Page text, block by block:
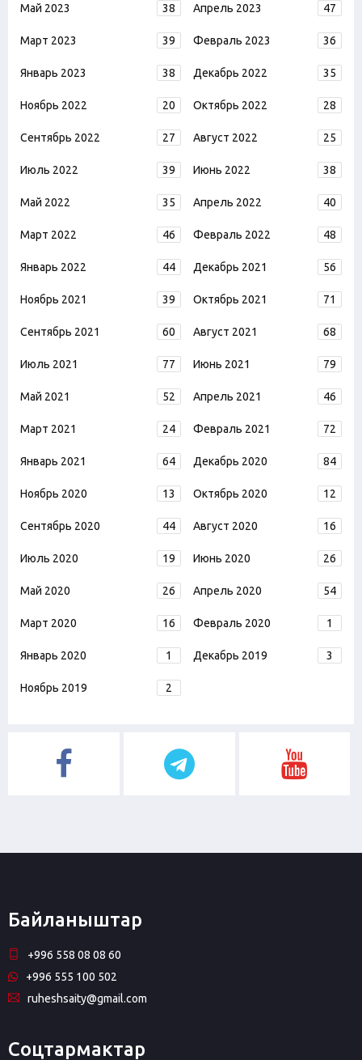
Май 2023 38 Апрель 2023 47
Март 2023 39 Февраль 2023 36
Январь 2023 38 Декабрь 2022 35
Ноябрь 2022 20 Октябрь 2022 28
Сентябрь 2022 27 Август 2022 25
Июль 2022 39 Июнь 2022 38
Май 2022 35 Апрель 2022 40
Март 2022 46 Февраль 2022 48
Январь 2022 44 Декабрь 2021 56
Ноябрь 2021 39 Октябрь 2021 71
Сентябрь 2021 60 Август 2021 68
Июль 2021 77 Июнь 2021 79
Май 2021 52 Апрель 2021 46
Март 2021 24 Февраль 2021 72
Январь 2021 64 Декабрь 2020 84
Ноябрь 2020 13 Октябрь 2020 12
Сентябрь 2020 44 Август 2020 16
Июль 2020 19 Июнь 2020 26
Май 2020 26 Апрель 2020 54
Март 2020 16 Февраль 2020 1
Январь 2020 1 Декабрь 2019 3
Ноябрь 2019 2
Байланыштар
+996 558 08 08 60
+996 555 100 502
ruheshsaity@gmail.com
Соцтармактар